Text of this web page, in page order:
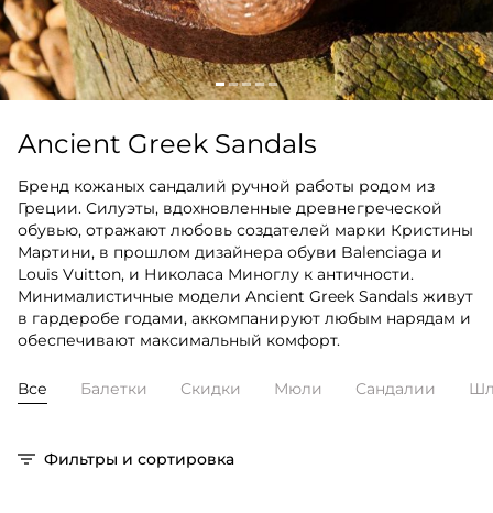
Ancient Greek Sandals
Бренд кожаных сандалий ручной работы родом из
Греции. Силуэты, вдохновленные древнегреческой
обувью, отражают любовь создателей марки Кристины
Мартини, в прошлом дизайнера обуви Balenciaga и
Louis Vuitton, и Николаса Миноглу к античности.
Минималистичные модели Ancient Greek Sandals живут
в гардеробе годами, аккомпанируют любым нарядам и
обеспечивают максимальный комфорт.
Все Балетки Скидки Мюли Сандалии
Фильтры и сортировка